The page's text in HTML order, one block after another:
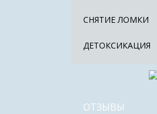
СНЯТИЕ ЛОМКИ
ДЕТОКСИКАЦИЯ
ОТЗЫВЫ